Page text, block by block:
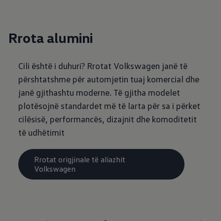
Rrota alumini
Cili është i duhuri? Rrotat Volkswagen janë të
përshtatshme për automjetin tuaj komercial dhe
janë gjithashtu moderne. Të gjitha modelet
plotësojnë standardet më të larta për sa i përket
cilësisë, performancës, dizajnit dhe komoditetit
të udhëtimit
Rrotat origjinale të aliazhit
Volkswagen